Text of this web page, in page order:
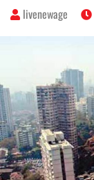
livenewage